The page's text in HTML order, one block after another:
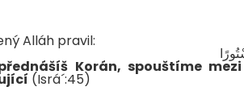
Alláh pravil:
Korán, spouštíme
(Isrá´:45)